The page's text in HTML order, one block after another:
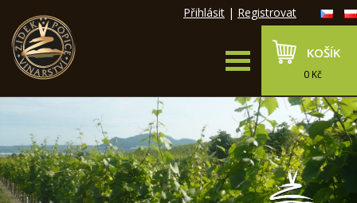
Přihlásit | Registrovat
KOŠÍK
0 Kč